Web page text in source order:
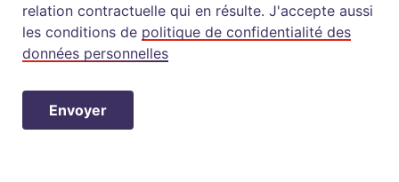
relation contractuelle qui en résulte. J'accepte aussi
les conditions de politique de confidentialité des
données personnelles
Envoyer